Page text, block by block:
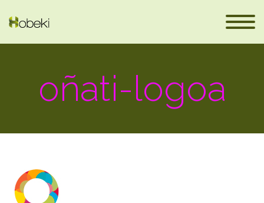
oñati-logoa